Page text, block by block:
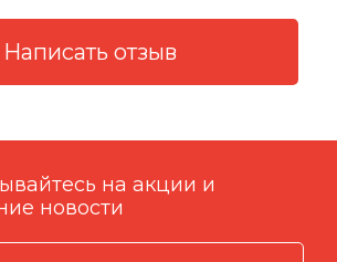
на акции и
новости